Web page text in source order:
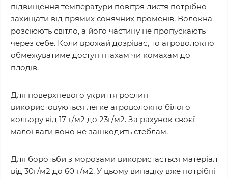
підвищення температури повітря листя потрібно
захищати від прямих сонячних променів. Волокна
розсіюють світло, а його частину не пропускають
через себе. Коли врожай дозріває, то агроволокно
обмежуватиме доступ птахам чи комахам до
плодів.
Для поверхневого укриття рослин
використовуються легке агроволокно білого
кольору від 17 г/м2 до 23г/м2. За рахунок своєї
малої ваги воно не зашкодить стеблам.
Для боротьби з морозами використається матеріал
від 30г/м2 до 60 г/м2. У цьому випадку вже потрібні